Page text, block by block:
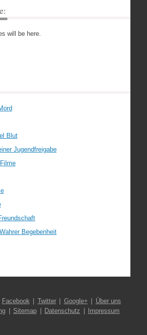
will be here.
Blut
Jugendfreigabe
Begebenheit
Facebook Twitter Google+
Über uns
Sitemap Datenschutz Impressum